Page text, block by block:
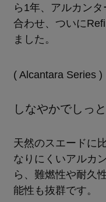
ら1年、アルカン
合わせ、ついに
ました。
( Alcantara Series )
しなやかでしっ
天然のスエードに
なりにくいアルカ
ら、難燃性や耐久
能性も抜群です。